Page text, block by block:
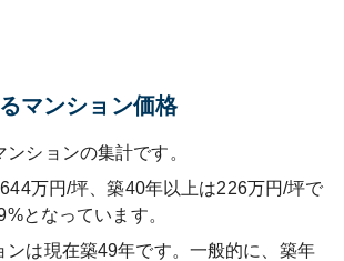
マンション価格
ンションの集計です。
万円/坪、築40年以上は226万円/坪で
となっています。
ンは現在築49年です。一般的に、築年